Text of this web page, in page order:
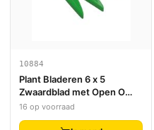
10884
Plant Bladeren 6 x 5
Zwaardblad met Open O
Clip Dik
16 op voorraad